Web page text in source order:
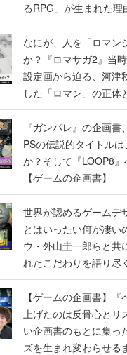
るRPG」が生まれた
書】
なにが、人を「ロマン
か？『ロマサガ2』当
設定画から迫る、河津
した「ロマン」の正体
書】
『ガンパレ』の企画
PSの伝説的タイトル
か？そして『LOOP8
【ゲームの企画書】
世界が認めるゲームデ
とはいったい何が凄い
ウ・外山圭一郎らと共
れたこだわりを語り尽
画書】
【ゲームの企画書】
上げたのは反骨心とリ
い企画書のもとに集っ
ズを生まれ変わらせる